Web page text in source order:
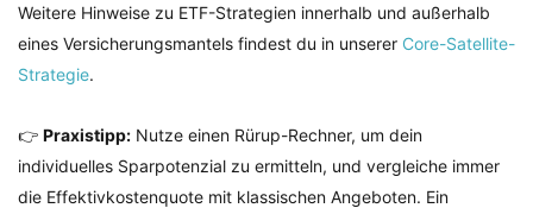
Weitere Hinweise zu ETF-Strategien innerhalb und außerhalb
eines Versicherungsmantels findest du in unserer Core-Satellite-
Strategie.
👉 Praxistipp: Nutze einen Rürup-Rechner, um dein
individuelles Sparpotenzial zu ermitteln, und vergleiche immer
die Effektivkostenquote mit klassischen Angeboten. Ein